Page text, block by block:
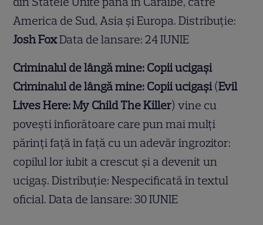
America de Sud, Asia și Europa. Distribuție:
Josh FoxData de lansare: 24 IUNIE
Criminalul de lângă mine: Copii ucigași
Criminalul de lângă mine: Copii ucigași(Evil
Lives Here: My Child The Killer) vine cu
povești înfiorătoare care pun mai mulți
părinți față în față cu un adevăr îngrozitor:
copilul lor iubit a crescut și a devenit un
ucigaș. Distribuție: Nespecificată în textul
oficial. Data de lansare: 30 IUNIE